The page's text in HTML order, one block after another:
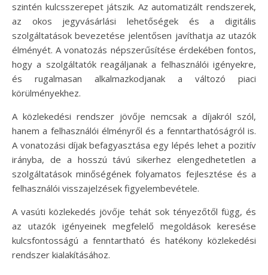
szintén kulcsszerepet játszik. Az automatizált rendszerek,
az okos jegyvásárlási lehetőségek és a digitális
szolgáltatások bevezetése jelentősen javíthatja az utazók
élményét. A vonatozás népszerűsítése érdekében fontos,
hogy a szolgáltatók reagáljanak a felhasználói igényekre,
és rugalmasan alkalmazkodjanak a változó piaci
körülményekhez.
A közlekedési rendszer jövője nemcsak a díjakról szól,
hanem a felhasználói élményről és a fenntarthatóságról is.
A vonatozási díjak befagyasztása egy lépés lehet a pozitív
irányba, de a hosszú távú sikerhez elengedhetetlen a
szolgáltatások minőségének folyamatos fejlesztése és a
felhasználói visszajelzések figyelembevétele.
A vasúti közlekedés jövője tehát sok tényezőtől függ, és
az utazók igényeinek megfelelő megoldások keresése
kulcsfontosságú a fenntartható és hatékony közlekedési
rendszer kialakításához.